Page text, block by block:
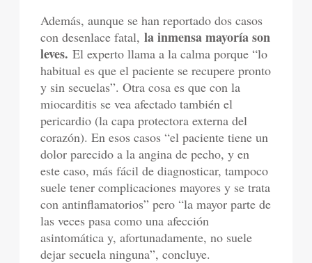
Además, aunque se han reportado dos casos
con desenlace fatal, la inmensa mayoría son
leves.El experto llama a la calma porque “lo
habitual es que el paciente se recupere pronto
y sin secuelas”. Otra cosa es que con la
miocarditis se vea afectado también el
pericardio (la capa protectora externa del
corazón). En esos casos “el paciente tiene un
dolor parecido a la angina de pecho, y en
este caso, más fácil de diagnosticar, tampoco
suele tener complicaciones mayores y se trata
con antinflamatorios” pero “la mayor parte de
las veces pasa como una afección
asintomática y, afortunadamente, no suele
dejar secuela ninguna”, concluye.